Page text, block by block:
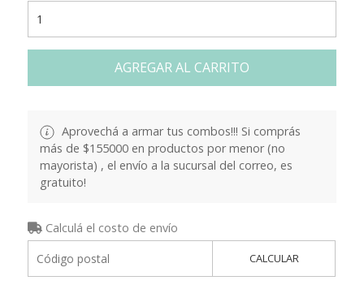
AGREGAR AL CARRITO
Aprovechá a armar tus combos!!! Si comprás
más de $155000 en productos por menor (no
mayorista) , el envío a la sucursal del correo, es
gratuito!
Calculá el costo de envío
CALCULAR